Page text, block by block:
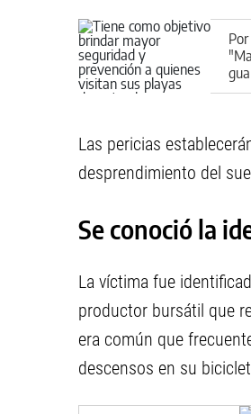
Las pericias
desprendimiento del
Se conoció la
La víctima fue
productor bursátil que
era común que
descensos en su